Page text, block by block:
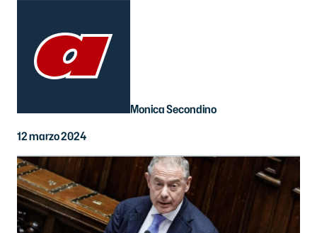
Monica Secondino
12 marzo 2024